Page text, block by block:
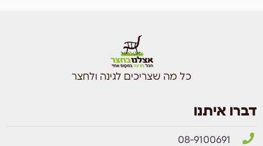
כל מה שצריכים לגינה ולחצר
דברו איתנו
08-9100691